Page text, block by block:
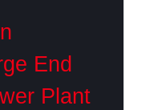
End
Plant